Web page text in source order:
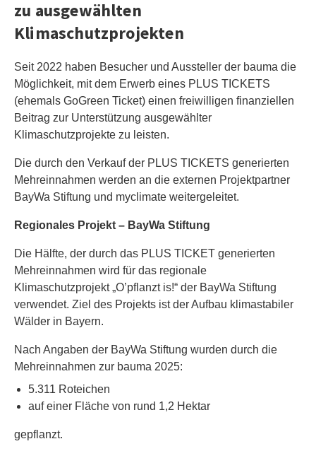
zu ausgewählten
Klimaschutzprojekten
Seit 2022 haben Besucher und Aussteller der bauma die
Möglichkeit, mit dem Erwerb eines PLUS TICKETS
(ehemals GoGreen Ticket) einen freiwilligen finanziellen
Beitrag zur Unterstützung ausgewählter
Klimaschutzprojekte zu leisten.
Die durch den Verkauf der PLUS TICKETS generierten
Mehreinnahmen werden an die externen Projektpartner
BayWa Stiftung und myclimate weitergeleitet.
Regionales Projekt – BayWa Stiftung
Die Hälfte, der durch das PLUS TICKET generierten
Mehreinnahmen wird für das regionale
Klimaschutzprojekt „O’pflanzt is!“ der BayWa Stiftung
verwendet. Ziel des Projekts ist der Aufbau klimastabiler
Wälder in Bayern.
Nach Angaben der BayWa Stiftung wurden durch die
Mehreinnahmen zur bauma 2025:
5.311 Roteichen
auf einer Fläche von rund 1,2 Hektar
gepflanzt.